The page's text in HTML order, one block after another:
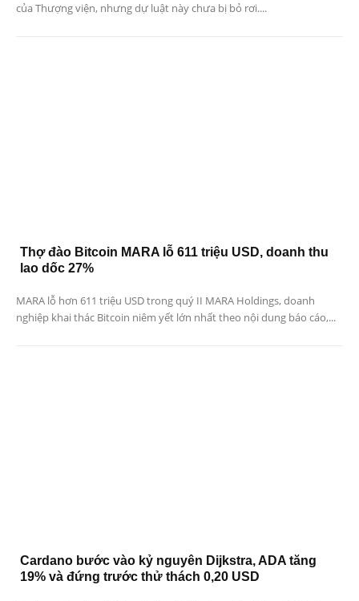
của Thượng viện, nhưng dự luật này chưa bị bỏ rơi....
Thợ đào Bitcoin MARA lỗ 611 triệu USD, doanh thu
lao dốc 27%
MARA lỗ hơn 611 triệu USD trong quý II MARA Holdings, doanh
nghiệp khai thác Bitcoin niêm yết lớn nhất theo nội dung báo cáo,...
Cardano bước vào kỷ nguyên Dijkstra, ADA tăng
19% và đứng trước thử thách 0,20 USD